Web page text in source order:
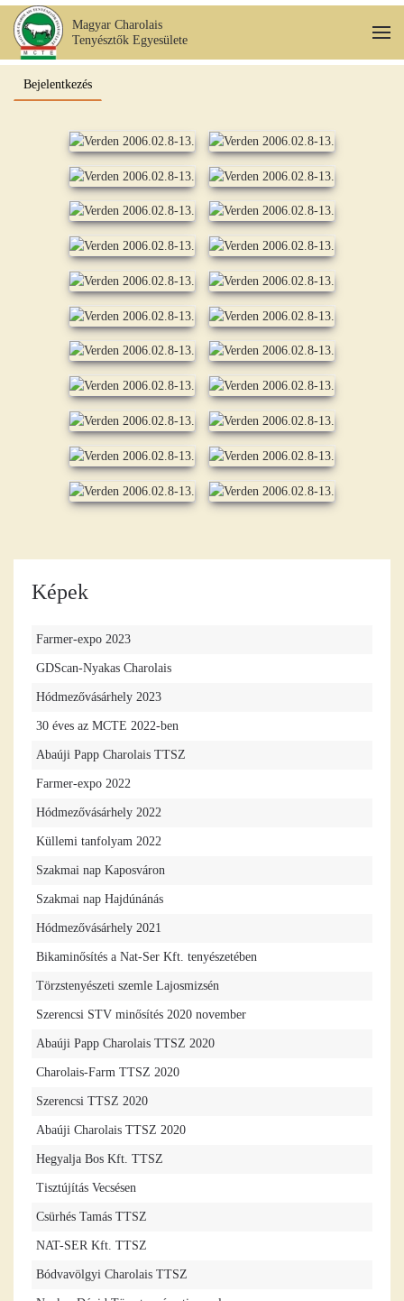
Fő tartalom átugrása
Magyar Charolais
Tenyésztők Egyesülete
Bejelentkezés
Képek
Farmer-expo 2023
GDScan-Nyakas Charolais
Hódmezővásárhely 2023
30 éves az MCTE 2022-ben
Abaúji Papp Charolais TTSZ
Farmer-expo 2022
Hódmezővásárhely 2022
Küllemi tanfolyam 2022
Szakmai nap Kaposváron
Szakmai nap Hajdúnánás
Hódmezővásárhely 2021
Bikaminősítés a Nat-Ser Kft. tenyészetében
Törzstenyészeti szemle Lajosmizsén
Szerencsi STV minősítés 2020 november
Abaúji Papp Charolais TTSZ 2020
Charolais-Farm TTSZ 2020
Szerencsi TTSZ 2020
Abaúji Charolais TTSZ 2020
Hegyalja Bos Kft. TTSZ
Tisztújítás Vecsésen
Csürhés Tamás TTSZ
NAT-SER Kft. TTSZ
Bódvavölgyi Charolais TTSZ